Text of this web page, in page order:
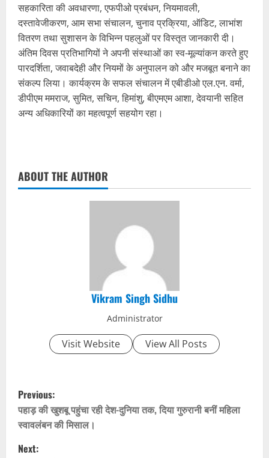
सहकारिता की अवधारणा, एफपीओ प्रबंधन, नियमावली,
दस्तावेजीकरण, आम सभा संचालन, चुनाव प्रक्रिया, ऑडिट, लाभांश
वितरण तथा सुशासन के विभिन्न पहलुओं पर विस्तृत जानकारी दी।
अंतिम दिवस प्रतिभागियों ने अपनी संस्थाओं का स्व-मूल्यांकन करते हुए
पारदर्शिता, जवाबदेही और नियमों के अनुपालन को और मजबूत बनाने का
संकल्प लिया। कार्यक्रम के सफल संचालन में एबीडीओ एल.एन. वर्मा,
डीपीएम ममराज, सुमित, सचिन, हिमांशु, बीएमएम आशा, देवयानी सहित
अन्य अधिकारियों का महत्वपूर्ण सहयोग रहा।
ABOUT THE AUTHOR
Vikram Singh Sidhu
Administrator
Visit Website View All Posts
P
o
s
Previous:
पहाड़ की खुशबू पहुंचा रही देश-दुनिया तक, दिया गुरुरानी बनीं महिला
स्वावलंबन की मिसाल।
Next: